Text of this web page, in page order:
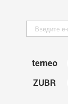
terneo
ZUBR